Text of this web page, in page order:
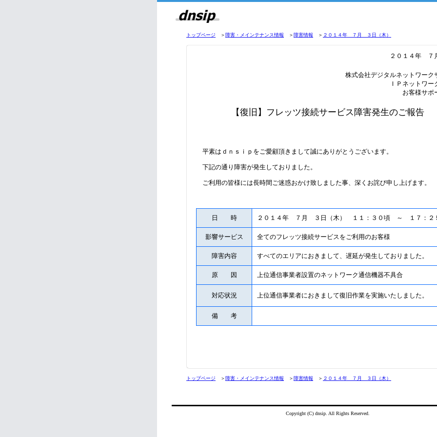
トップページ ＞障害・メインテナンス情報 ＞障害情報 ＞ ２０１４年 ７月 ３日（木）
２０１４年
株式会社デジタルネットワーク
ＩＰネットワー
お客様サポ
【復旧】フレッツ接続サービス障害発生のご報告
平素はｄｎｓｉｐをご愛顧頂きまして誠にありがとうございます。
下記の通り障害が発生しておりました。
ご利用の皆様には長時間ご迷惑おかけ致しました事、深くお詫び申し上げます。
日 時 ２０１４年 ７月 ３日（木） １１：３０頃 ～ １７：２
影響サービス 全てのフレッツ接続サービスをご利用のお客様
障害内容 すべてのエリアにおきまして、遅延が発生しておりました。
原 因 上位通信事業者設置のネットワーク通信機器不具合
対応状況 上位通信事業者におきまして復旧作業を実施いたしました。
備 考
トップページ ＞障害・メインテナンス情報 ＞障害情報 ＞ ２０１４年 ７月 ３日（木）
Copyright (C) dnsip. All Rights Reserved.